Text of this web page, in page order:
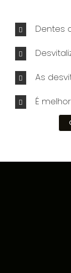
Dentes
As
É